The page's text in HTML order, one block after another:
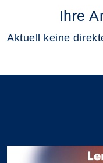
Ihre
Aktuell keine